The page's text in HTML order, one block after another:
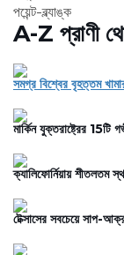
পয়েন্ট-ব্ল্যাঙ্ক
A-Z প্রাণী
সমগ্র বিশ্বের বৃহত্তম
মার্কিন যুক্তরাষ্ট্রের 15টি
ক্যালিফোর্নিয়ায় শীতলতম
টেক্সাসের সবচেয়ে সাপ-